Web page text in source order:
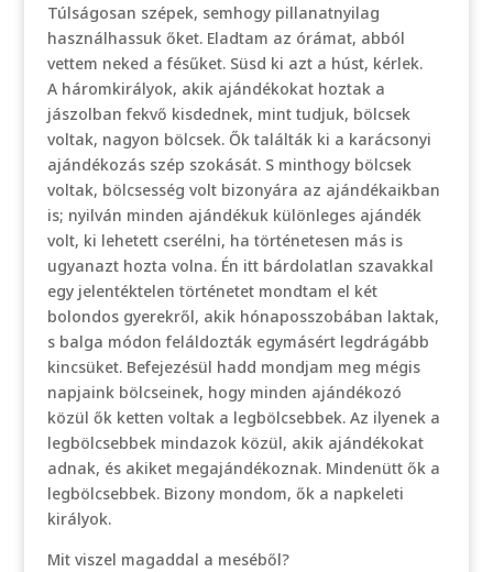
Túlságosan szépek, semhogy pillanatnyilag
használhassuk őket. Eladtam az órámat, abból
vettem neked a fésűket. Süsd ki azt a húst, kérlek.
A háromkirályok, akik ajándékokat hoztak a
jászolban fekvő kisdednek, mint tudjuk, bölcsek
voltak, nagyon bölcsek. Ők találták ki a karácsonyi
ajándékozás szép szokását. S minthogy bölcsek
voltak, bölcsesség volt bizonyára az ajándékaikban
is; nyilván minden ajándékuk különleges ajándék
volt, ki lehetett cserélni, ha történetesen más is
ugyanazt hozta volna. Én itt bárdolatlan szavakkal
egy jelentéktelen történetet mondtam el két
bolondos gyerekről, akik hónaposszobában laktak,
s balga módon feláldozták egymásért legdrágább
kincsüket. Befejezésül hadd mondjam meg mégis
napjaink bölcseinek, hogy minden ajándékozó
közül ők ketten voltak a legbölcsebbek. Az ilyenek a
legbölcsebbek mindazok közül, akik ajándékokat
adnak, és akiket megajándékoznak. Mindenütt ők a
legbölcsebbek. Bizony mondom, ők a napkeleti
királyok.
Mit viszel magaddal a meséből?